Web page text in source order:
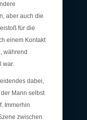
aber auch die
für die
einem Kontakt
während
war.
dabei,
Mann selbst
Immerhin
zwischen